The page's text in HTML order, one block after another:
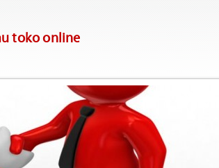
toko online